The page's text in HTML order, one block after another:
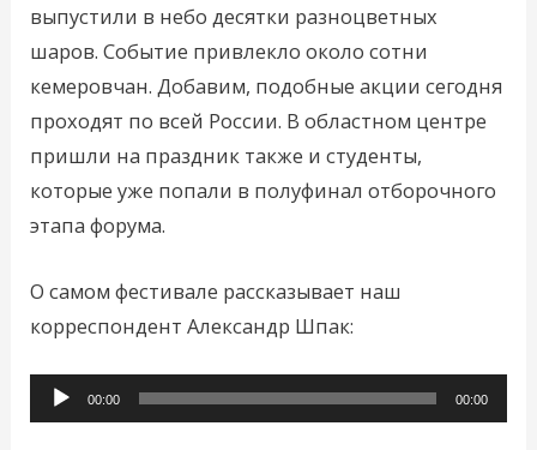
выпустили в небо десятки разноцветных
шаров. Событие привлекло около сотни
кемеровчан. Добавим, подобные акции сегодня
проходят по всей России. В областном центре
пришли на праздник также и студенты,
которые уже попали в полуфинал отборочного
этапа форума.
О самом фестивале рассказывает наш
корреспондент Александр Шпак:
Аудиоплеер
00:00 00:00